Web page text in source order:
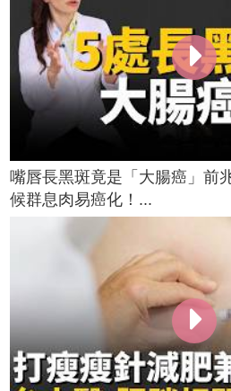
嘴唇長黑斑竟是「大腸癌」前
候群息肉易癌化！...